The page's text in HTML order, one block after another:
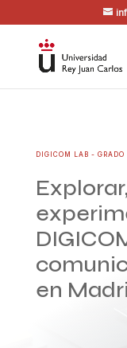
DIGICOM LAB -
en